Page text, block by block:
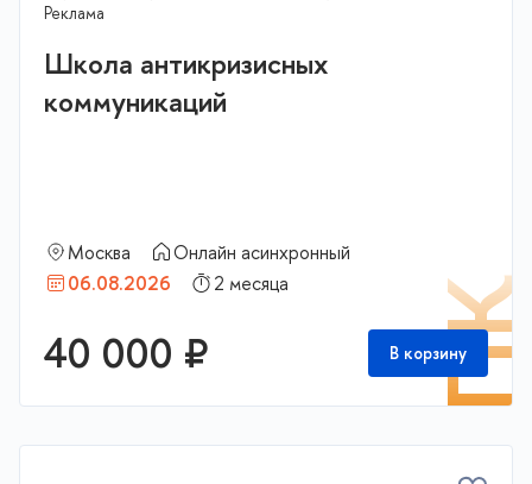
Реклама
Школа антикризисных
коммуникаций
Москва
Онлайн асинхронный
06.08.2026
2 месяца
40 000 ₽ В корзину